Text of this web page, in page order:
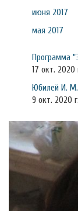
июня 2017
мая 2017
Программа
17 окт. 2020
Юбилей И. М.
9 окт. 2020